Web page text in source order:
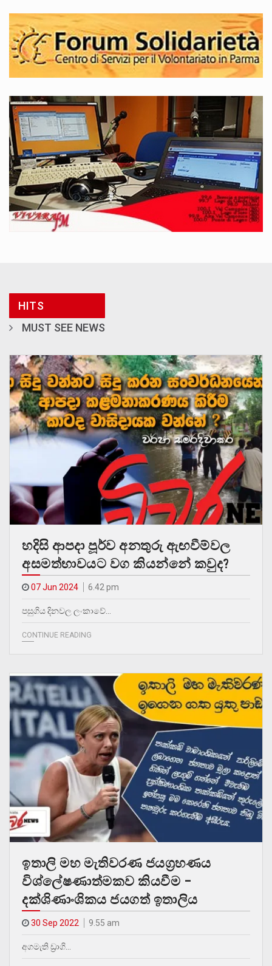
HITS
MUST SEE NEWS
හදිසි ආපදා පූර්ව අනතුරු ඇඟවීම්වල
අසමත්භාවයට වග කියන්නේ කවුද?
07 Jun 2024 6.42 pm
පසුගිය දිනවල ලංකාවේ…
CONTINUE READING
ඉතාලි මහ මැතිවරණ ජයග්‍රහණය
විශ්ලේෂණාත්මකව කියවීම –
දක්ශිණාංශිකය ජයගත් ඉතාලිය
30 Sep 2022 9.55 am
අගමැති ඩ‍්‍රාගි…